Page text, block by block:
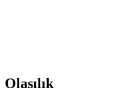
Olasılık